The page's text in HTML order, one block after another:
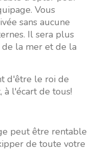
Vous
sans aucune
Il sera plus
la mer et de la
d'être le roi de
l'écart de tous!
peut être rentable
de toute votre